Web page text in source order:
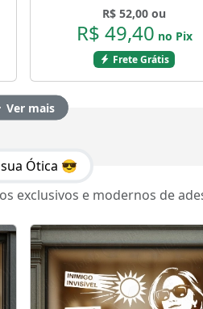
R$ 52,00 ou
R$ 49,40 no Pix
Frete Grátis
Ver mais
Ótica 😎
exclusivos e modernos de